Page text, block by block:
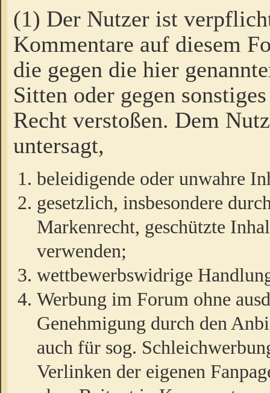
(1) Der Nutzer ist
Kommentare auf diesem
die gegen die hier
Sitten oder gegen
Recht verstoßen. Dem
untersagt,
beleidigende oder unwahre
gesetzlich, insbesondere
Markenrecht, geschützte
verwenden;
wettbewerbswidrige
Werbung im Forum ohne
Genehmigung durch den
auch für sog.
Verlinken der eigenen